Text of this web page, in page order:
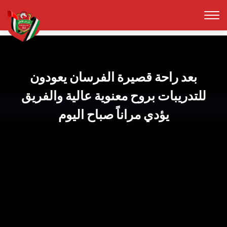
بعد راحة قصيرة الفرسان يعودون
للتدريبات بروح معنوية عالية والفريق
يؤدي مراناً صباح اليوم